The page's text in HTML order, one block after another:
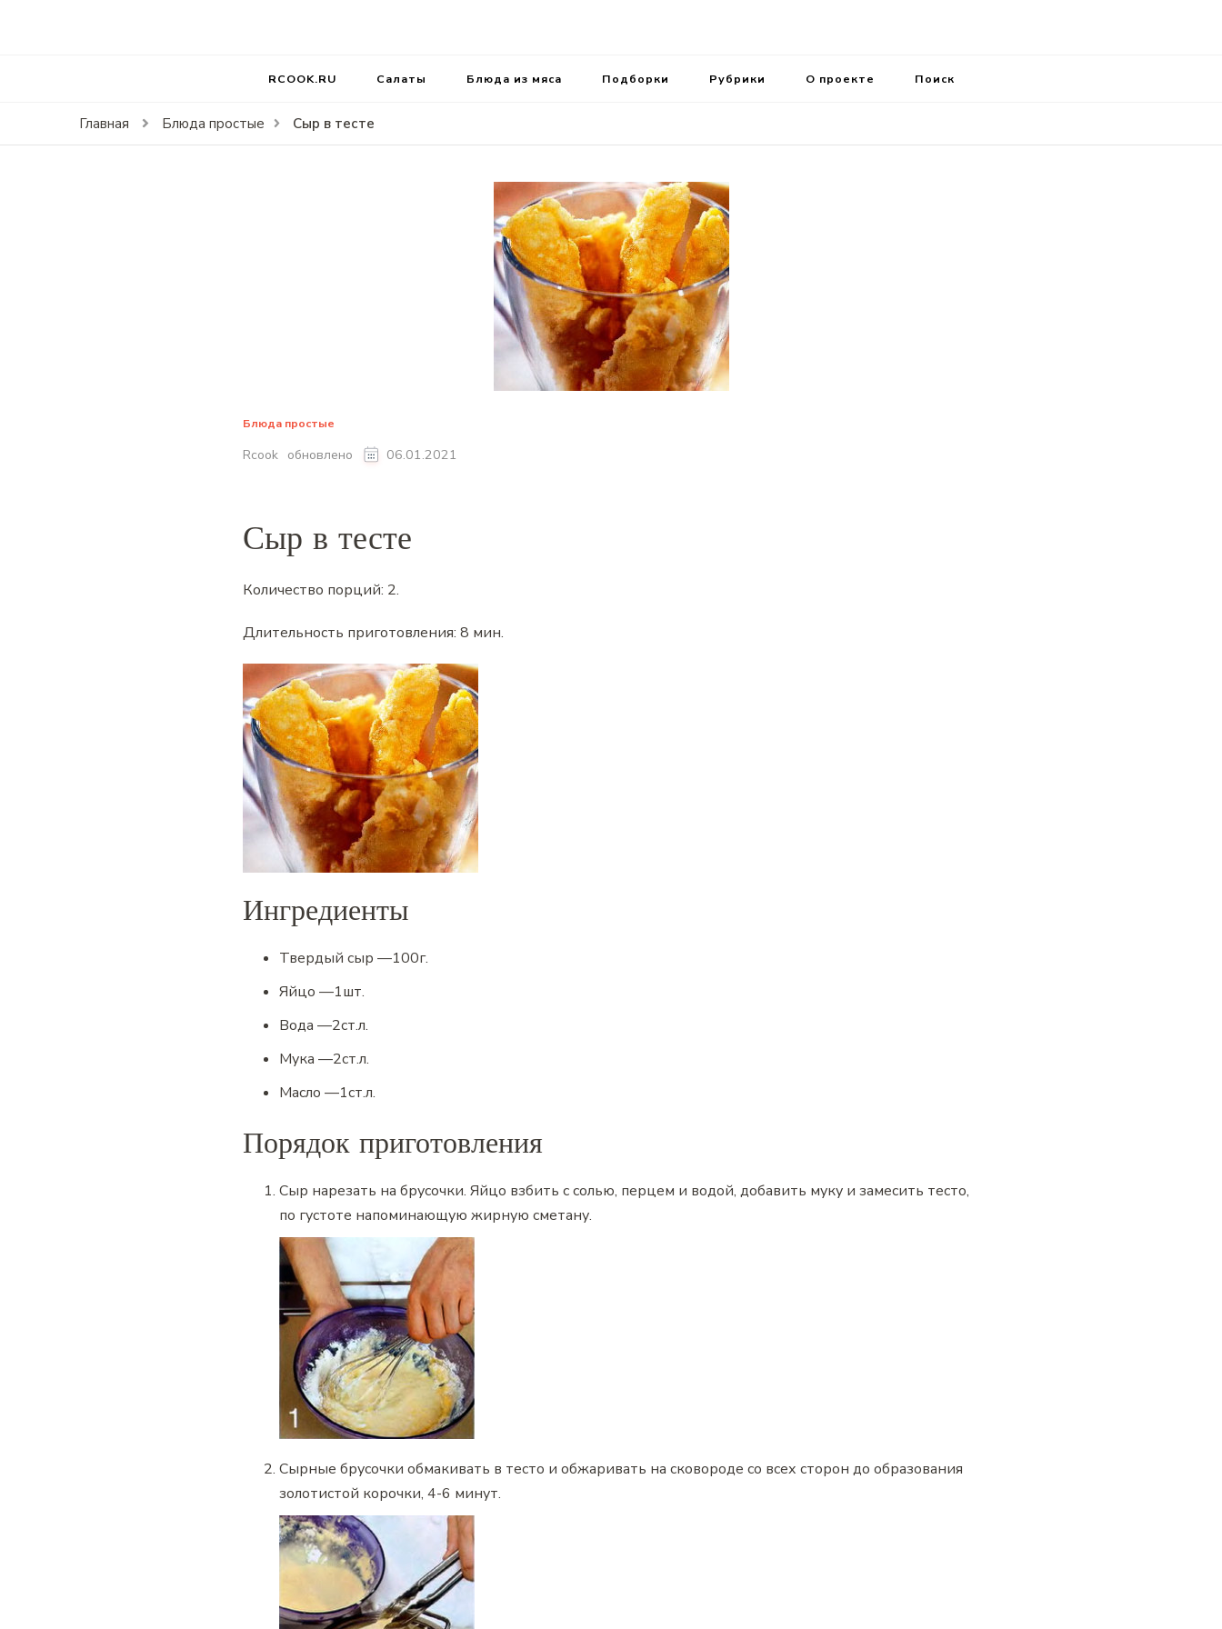
RCOOK.RU Салаты Блюда из мяса Подборки Рубрики О проекте Поиск
Главная Блюда простые Сыр в тесте
Блюда простые
Rcook обновлено 06.01.2021
Сыр в тесте
Количество порций: 2.
Длительность приготовления: 8 мин.
Ингредиенты
Твердый сыр —100г.
Яйцо —1шт.
Вода —2ст.л.
Мука —2ст.л.
Масло —1ст.л.
Порядок приготовления
Сыр нарезать на брусочки. Яйцо взбить с солью, перцем и водой, добавить муку и замесить тесто,
по густоте напоминающую жирную сметану.
Сырные брусочки обмакивать в тесто и обжаривать на сковороде со всех сторон до образования
золотистой корочки, 4-6 минут.